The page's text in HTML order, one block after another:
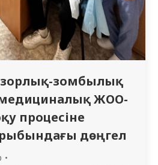
зорлық-зомбылық
медициналық ЖОО-
процесіне
дөңгел